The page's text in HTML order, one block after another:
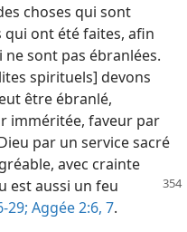
choses qui sont
qui ont été faites, afin
sont pas ébranlées.
spirituels] devons
être ébranlé,
imméritée, faveur par
par un service sacré
avec crainte
est aussi un feu
29; Aggée 2:6, 7.